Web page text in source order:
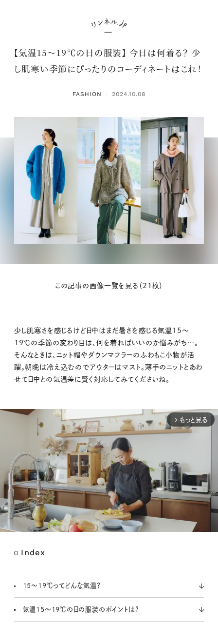
【気温15～19℃の日の服装】 今日は何着る？ 少
し肌寒い季節にぴったりのコーディネートはこれ！
FASHION ： 2024.10.08
この記事の画像一覧を見る（21枚）
少し肌寒さを感じるけど日中はまだ暑さを感じる気温15～
19℃の季節の変わり目は、何を着ればいいのか悩みがち…。
そんなときは、ニット帽やダウンマフラーのふわもこ小物が活
躍。朝晩は冷え込むのでアウターはマスト。薄手のニットとあわ
せて日中との気温差に賢く対応してみてくださいね。
arrow_forward_ios もっと見る
Index
15～19℃ってどんな気温？
気温15～19℃の日の服装のポイントは？